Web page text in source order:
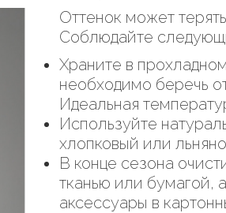
Оттенок может
Соблюдайте
Храните в
необходимо беречь
Идеальная
Используйте
хлопковый или
В конце сезона
тканью или бумагой,
аксессуары в